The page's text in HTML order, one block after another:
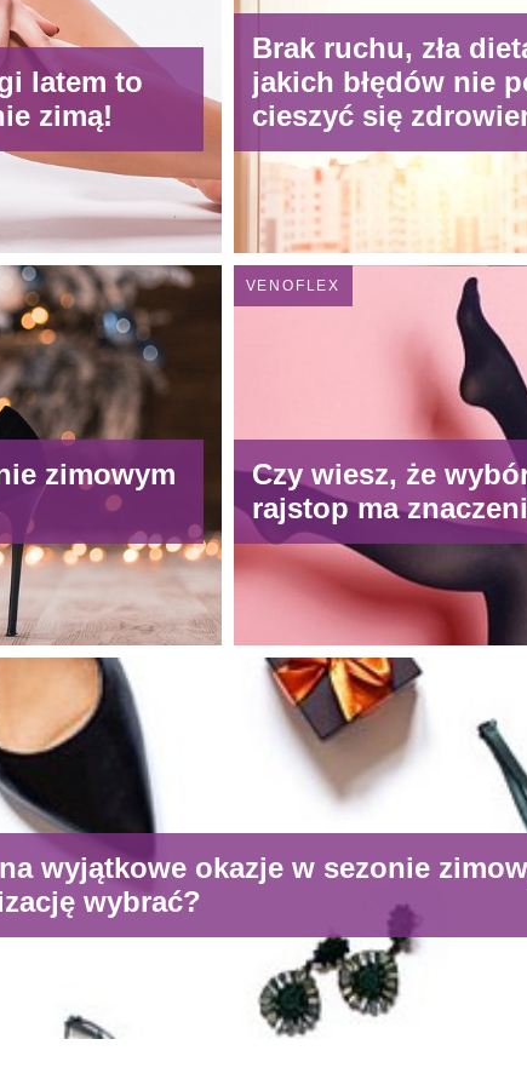
latem to
zimą!
Brak ruchu, zła
jakich błędów nie
cieszyć się
zimowym
VENOFLEX
Czy wiesz, że
rajstop ma
wyjątkowe okazje w sezonie
wybrać?